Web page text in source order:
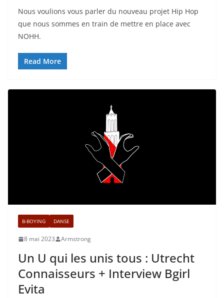
Nous voulions vous parler du nouveau projet Hip Hop
que nous sommes en train de mettre en place avec
NOHH.
Read More
B-BOYING DANSE
8 mai 2023 Armstrong
Un U qui les unis tous : Utrecht
Connaisseurs + Interview Bgirl
Evita